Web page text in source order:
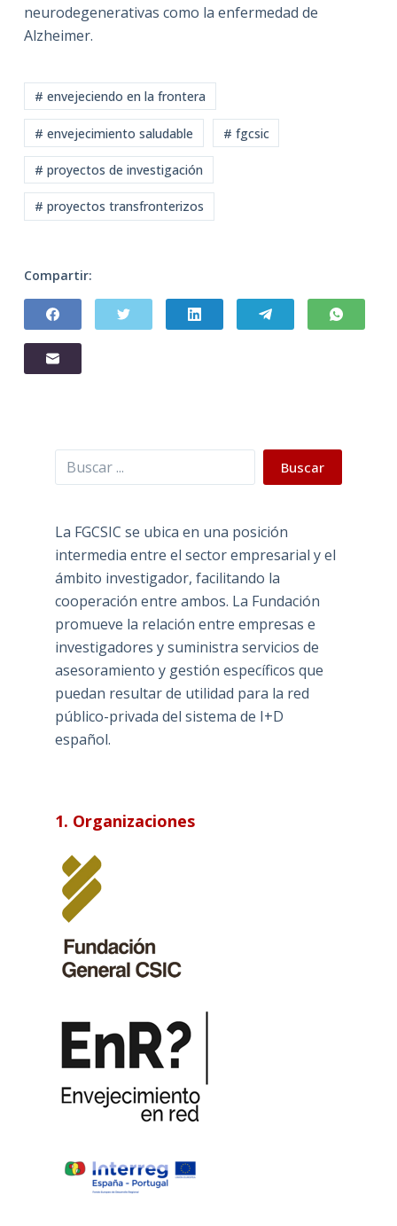
neurodegenerativas como la enfermedad de
Alzheimer.
# envejeciendo en la frontera
# envejecimiento saludable # fgcsic
# proyectos de investigación
# proyectos transfronterizos
Compartir:
Buscar Buscar
La FGCSIC se ubica en una posición
intermedia entre el sector empresarial y el
ámbito investigador, facilitando la
cooperación entre ambos. La Fundación
promueve la relación entre empresas e
investigadores y suministra servicios de
asesoramiento y gestión específicos que
puedan resultar de utilidad para la red
público-privada del sistema de I+D
español.
1. Organizaciones